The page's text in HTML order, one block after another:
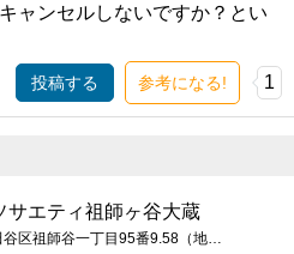
ャンセルしないですか？とい
投稿する 参考になる! 1
サエティ祖師ヶ谷大蔵
東京都世田谷区祖師谷一丁目95番9.58（地番）ほか